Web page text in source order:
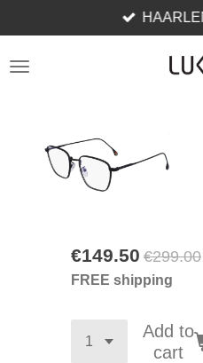
to
main
€149.50 €299.00
FREE shipping
Add to
cart